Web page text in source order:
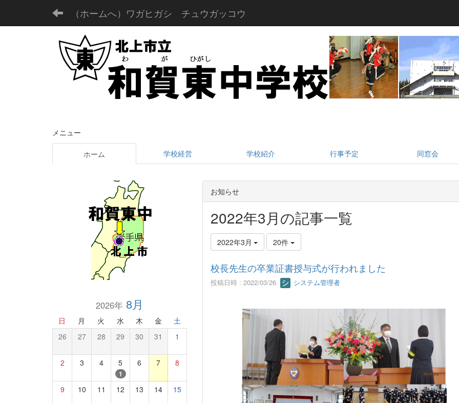
（ホームへ）ワガヒガシ チュウガッコウ
メニュー
ホーム 学校経営 学校紹介 行事予定 同窓会
お知らせ
2022年3月の記事一覧
2022年3月 20件
校長先生の卒業証書授与式が行われました
投稿日時 : 2022/03/26 システム管理者
2026年8月
日 月 火 水 木 金 土
26 27 28 29 30 31 1
2 3 4 5
1
6 7 8
9 10 11 12 13 14 15